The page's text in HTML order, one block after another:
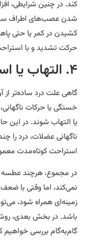
در چنین شرایطی،
عصب‌های اطراف ستون
در کمر یا حتی پاها
تشدید و با استراحت
علت درد ساده‌تر از آن
یا حرکات ناگهانی،
التهاب شوند. در این
عضلات، درد را چند
کوتاه‌مدت معمولاً
مجموع، هرچند عطسه یا
اما وقتی با ضعف
همراه شود، می‌تواند
در بخش بعدی،
بررسی خواهیم کرد.